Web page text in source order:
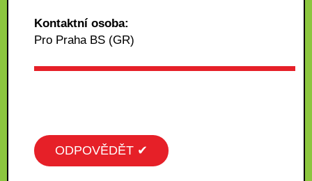
Kontaktní osoba:
Pro Praha BS (GR)
ODPOVĚDĚT ✔